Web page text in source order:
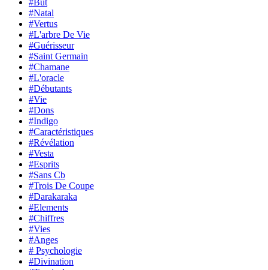
#But
#Natal
#Vertus
#L'arbre De Vie
#Guérisseur
#Saint Germain
#Chamane
#L'oracle
#Débutants
#Vie
#Dons
#Indigo
#Caractéristiques
#Révélation
#Vesta
#Esprits
#Sans Cb
#Trois De Coupe
#Darakaraka
#Elements
#Chiffres
#Vies
#Anges
# Psychologie
#Divination